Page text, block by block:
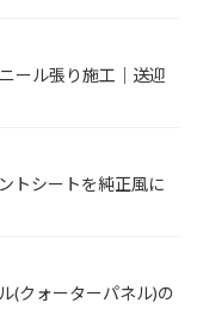
ール張り施工｜送迎
トシートを純正風に
(クォーターパネル)の